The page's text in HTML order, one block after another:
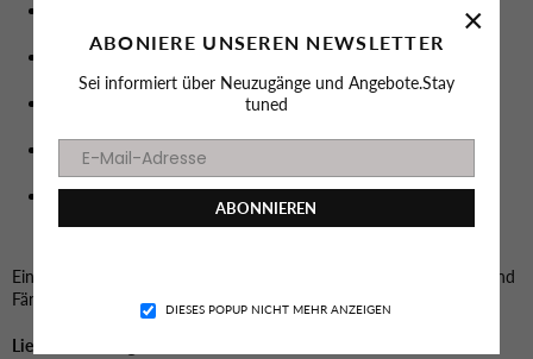
ABONIERE UNSEREN NEWSLETTER
Sei informiert über Neuzugänge und Angebote.Stay
tuned
ABONNIEREN
DIESES POPUP NICHT MEHR ANZEIGEN
×
Modell: Barraco
Inhalt: 8 Stück pro Dose
Einsatzgebiet: Forellenangeln (Still- und leicht fließende
Ein effektiver Köder für alle, die beim Forellenangeln auf Qualität und
Fängigkeit setzen.
Lieferzeit 4-7 Tage